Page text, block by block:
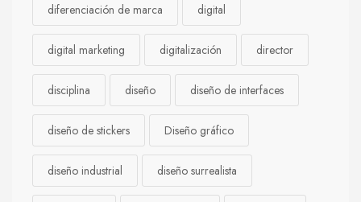
diferenciación de marca digital
digital marketing digitalización director
disciplina diseño diseño de interfaces
diseño de stickers Diseño gráfico
diseño industrial diseño surrealista